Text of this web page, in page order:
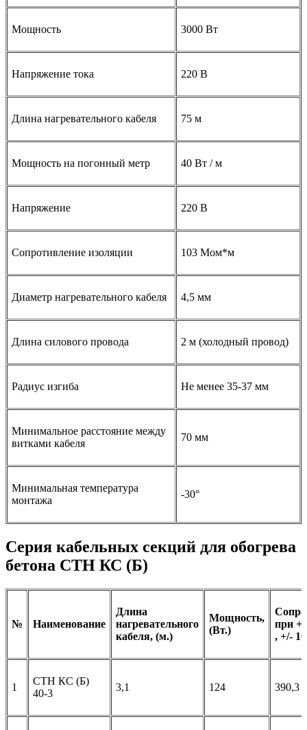
Мощность 3000 Вт
Напряжение тока 220 В
Длина нагревательного кабеля 75 м
Мощность на погонный метр 40 Вт / м
Напряжение 220 В
Сопротивление изоляции 103 Мом*м
Диаметр нагревательного кабеля 4,5 мм
Длина силового провода 2 м (холодный провод)
Радиус изгиба Не менее 35-37 мм
Минимальное расстояние между
витками кабеля
70 мм
Минимальная температура
монтажа
-30°
Серия кабельных секций для обогрева
бетона СТН КС (Б)
№ Наименование
Длина
нагревательного
кабеля, (м.)
Мощность,
(Вт.)
при
, +/-
1
СТН КС (Б)
40-3
3,1 124 390,3